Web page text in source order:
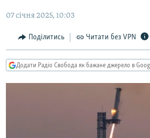
до
навігації
Перейти
до
ПОЛІТИКА
ЕКОНОМІКА
КУЛЬТУРА
ВІЙНА
РОСІЙСЬКА «ФІЛЬТРАЦІЯ»
КРИМ.РЕАЛІЇ
07 січня 2025, 10:03
Поділитись Читати без VPN
Додати Радіо Свобода як бажане джерело в